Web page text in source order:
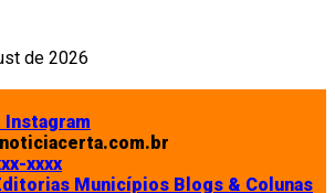
de 2026
Instagram
xxxx
Municípios Blogs & Colunas